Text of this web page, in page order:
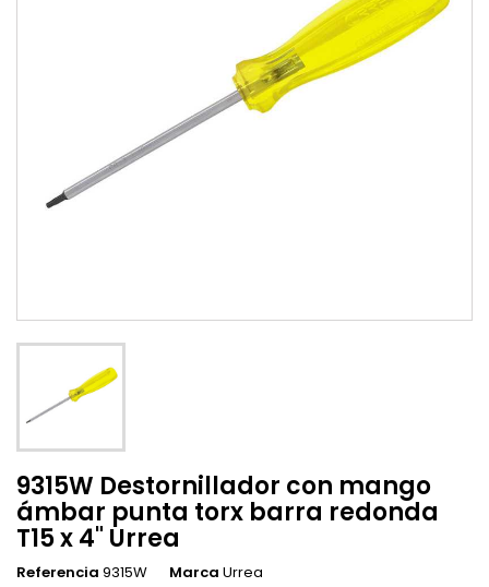
9315W Destornillador con mango
ámbar punta torx barra redonda
T15 x 4" Urrea
Referencia 9315W Marca Urrea